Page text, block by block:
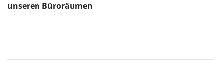
unseren Büroräumen